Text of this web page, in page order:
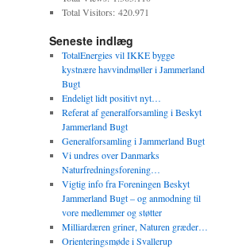
Total Visitors: 420.971
Seneste indlæg
TotalEnergies vil IKKE bygge
kystnære havvindmøller i Jammerland
Bugt
Endeligt lidt positivt nyt…
Referat af generalforsamling i Beskyt
Jammerland Bugt
Generalforsamling i Jammerland Bugt
Vi undres over Danmarks
Naturfredningsforening…
Vigtig info fra Foreningen Beskyt
Jammerland Bugt – og anmodning til
vore medlemmer og støtter
Milliardæren griner, Naturen græder…
Orienteringsmøde i Svallerup